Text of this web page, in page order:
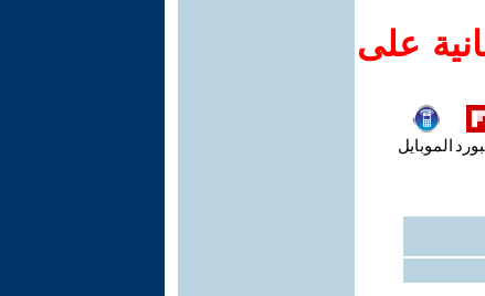
على
الموبايل